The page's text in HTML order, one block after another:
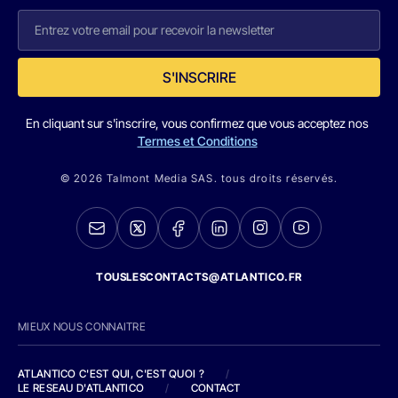
S'INSCRIRE
En cliquant sur s'inscrire, vous confirmez que vous acceptez nos
Termes et Conditions
© 2026 Talmont Media SAS. tous droits réservés.
TOUSLESCONTACTS@ATLANTICO.FR
MIEUX NOUS CONNAITRE
ATLANTICO C'EST QUI, C'EST QUOI ?
/
LE RESEAU D'ATLANTICO
/ CONTACT